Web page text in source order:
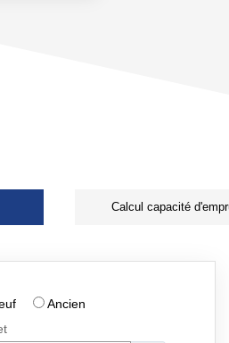
Calcul capacité